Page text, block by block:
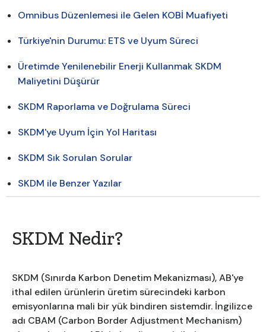
Omnibus Düzenlemesi ile Gelen KOBİ Muafiyeti
Türkiye'nin Durumu: ETS ve Uyum Süreci
Üretimde Yenilenebilir Enerji Kullanmak SKDM
Maliyetini Düşürür
SKDM Raporlama ve Doğrulama Süreci
SKDM'ye Uyum İçin Yol Haritası
SKDM Sık Sorulan Sorular
SKDM ile Benzer Yazılar
SKDM Nedir?
SKDM (Sınırda Karbon Denetim Mekanizması), AB'ye
ithal edilen ürünlerin üretim sürecindeki karbon
emisyonlarına mali bir yük bindiren sistemdir. İngilizce
adı CBAM (Carbon Border Adjustment Mechanism)